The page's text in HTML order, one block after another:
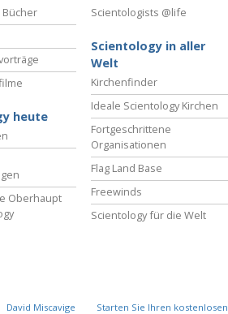
heute
Oberhaupt
Scientologists @life
Scientology in aller
Welt
Kirchenfinder
Ideale Scientology Kirchen
Fortgeschrittene
Organisationen
Flag Land Base
Freewinds
Scientology für die Welt
David Miscavige Starten Sie Ihren